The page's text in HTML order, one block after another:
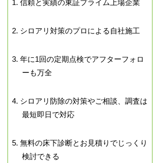
1. 信頼と実績の東証プライム上場企業
2. シロアリ対策のプロによる自社施工
3. 年に1回の定期点検でアフターフォロ
ーも万全
4. シロアリ防除の対策やご相談、調査は
最短即日で対応
5. 無料の床下診断とお見積りでじっくり
検討できる